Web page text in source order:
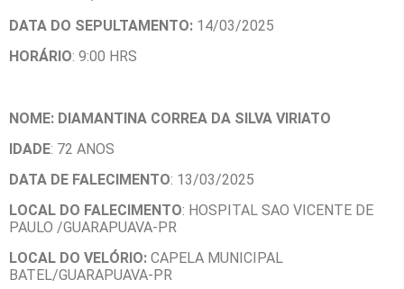
DATA DO SEPULTAMENTO: 14/03/2025
HORÁRIO: 9:00 HRS
NOME: DIAMANTINA CORREA DA SILVA VIRIATO
IDADE: 72 ANOS
DATA DE FALECIMENTO: 13/03/2025
LOCAL DO FALECIMENTO: HOSPITAL SAO VICENTE DE
PAULO /GUARAPUAVA-PR
LOCAL DO VELÓRIO: CAPELA MUNICIPAL
BATEL/GUARAPUAVA-PR